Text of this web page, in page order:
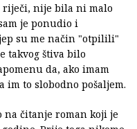
nije bila ni malo
je ponudio i
su me način "otpilili"
takvog štiva bilo
da, ako imam
im to slobodno pošaljem.
na čitanje roman koji je